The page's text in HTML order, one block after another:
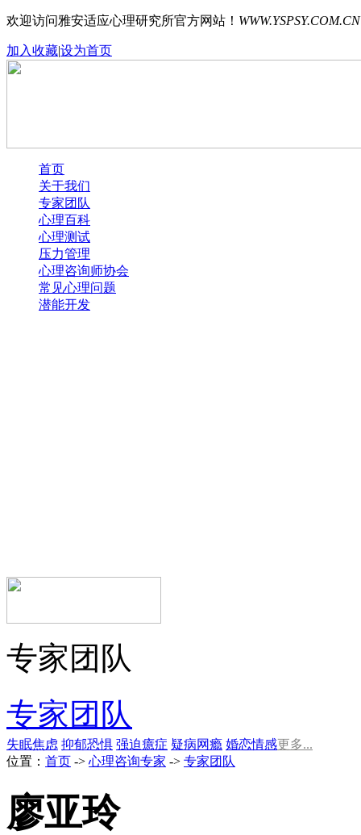
欢迎访问雅安适应心理研究所官方网站！ WWW.YSPSY.COM.CN
加入收藏|设为首页
首页
关于我们
专家团队
心理百科
心理测试
压力管理
心理咨询师协会
常见心理问题
潜能开发
专家团队
专家团队
失眠焦虑 抑郁恐惧 强迫癔症 疑病网瘾 婚恋情感更多...
位置： 首页 -> 心理咨询专家 -> 专家团队
廖亚玲